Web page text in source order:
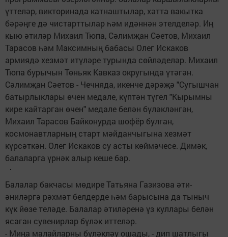
үттеләр, викторинада катнаштылар, хәтта вакытка
бәрәңге дә чистарттылар һәм идәннән этелделәр. Иң
кыю әтиләр Михаил Тюпа, Сәлимҗан Сәетов, Михаил
Тарасов һәм Максимның бабасы Олег Искаков
армиядә хезмәт итүләре турында сөйләделәр. Михаил
Тюпа бурычын Төньяк Кавказ округында үтәгән.
Сәлимҗан Сәетов - Чечняда, икенче дәрәҗә "Сугышчан
батырлыклары өчен медале, күптән түгел "Кырымны
кире кайтарган өчен" медале белән бүләкләнгән,
Михаил Тарасов Байконурда шофёр булган,
космонавтларның старт мәйданчыгына хезмәт
күрсәткән. Олег Искаков су асты көймәчесе. Димәк,
балаларга үрнәк алыр кеше бар.
Балалар бакчасы мөдире Татьяна Газизова әти-
әниләргә рәхмәт белдерде һәм барысына да тыныч
күк йөзе теләде. Балалар әтиләренә үз куллары белән
ясаган сувенирлар бүләк иттеләр.
- Миңа малайларны бүләкләү ошады, - дип шатлыгы